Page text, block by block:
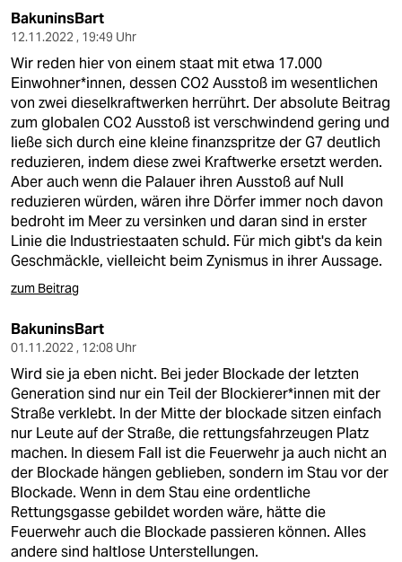
BakuninsBart
12.11.2022 , 19:49 Uhr
Wir reden hier von einem staat mit etwa 17.000
Einwohner*innen, dessen CO2 Ausstoß im wesentlichen
von zwei dieselkraftwerken herrührt. Der absolute Beitrag
zum globalen CO2 Ausstoß ist verschwindend gering und
ließe sich durch eine kleine finanzspritze der G7 deutlich
reduzieren, indem diese zwei Kraftwerke ersetzt werden.
Aber auch wenn die Palauer ihren Ausstoß auf Null
reduzieren würden, wären ihre Dörfer immer noch davon
bedroht im Meer zu versinken und daran sind in erster
Linie die Industriestaaten schuld. Für mich gibt's da kein
Geschmäckle, vielleicht beim Zynismus in ihrer Aussage.
zum Beitrag
BakuninsBart
01.11.2022 , 12:08 Uhr
Wird sie ja eben nicht. Bei jeder Blockade der letzten
Generation sind nur ein Teil der Blockierer*innen mit der
Straße verklebt. In der Mitte der blockade sitzen einfach
nur Leute auf der Straße, die rettungsfahrzeugen Platz
machen. In diesem Fall ist die Feuerwehr ja auch nicht an
der Blockade hängen geblieben, sondern im Stau vor der
Blockade. Wenn in dem Stau eine ordentliche
Rettungsgasse gebildet worden wäre, hätte die
Feuerwehr auch die Blockade passieren können. Alles
andere sind haltlose Unterstellungen.